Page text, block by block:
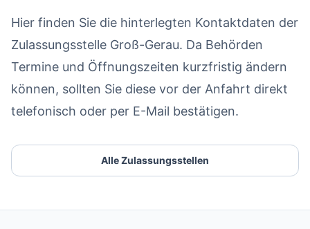
Hier finden Sie die hinterlegten Kontaktdaten der
Zulassungsstelle Groß-Gerau. Da Behörden
Termine und Öffnungszeiten kurzfristig ändern
können, sollten Sie diese vor der Anfahrt direkt
telefonisch oder per E-Mail bestätigen.
Alle Zulassungsstellen